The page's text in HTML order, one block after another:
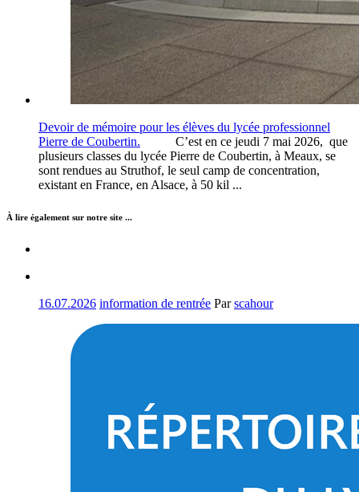
Devoir de mémoire pour les élèves du lycée professionnel
Pierre de Coubertin.
C’est en ce jeudi 7 mai 2026, que
plusieurs classes du lycée Pierre de Coubertin, à Meaux, se
sont rendues au Struthof, le seul camp de concentration,
existant en France, en Alsace, à 50 kil ...
À lire également sur notre site ...
16.07.2026 information de rentrée Parscahour